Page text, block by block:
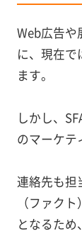
Web広告や
に、現在で
ます。
しかし、
のマーケテ
連絡先も担
（ファク
となるた